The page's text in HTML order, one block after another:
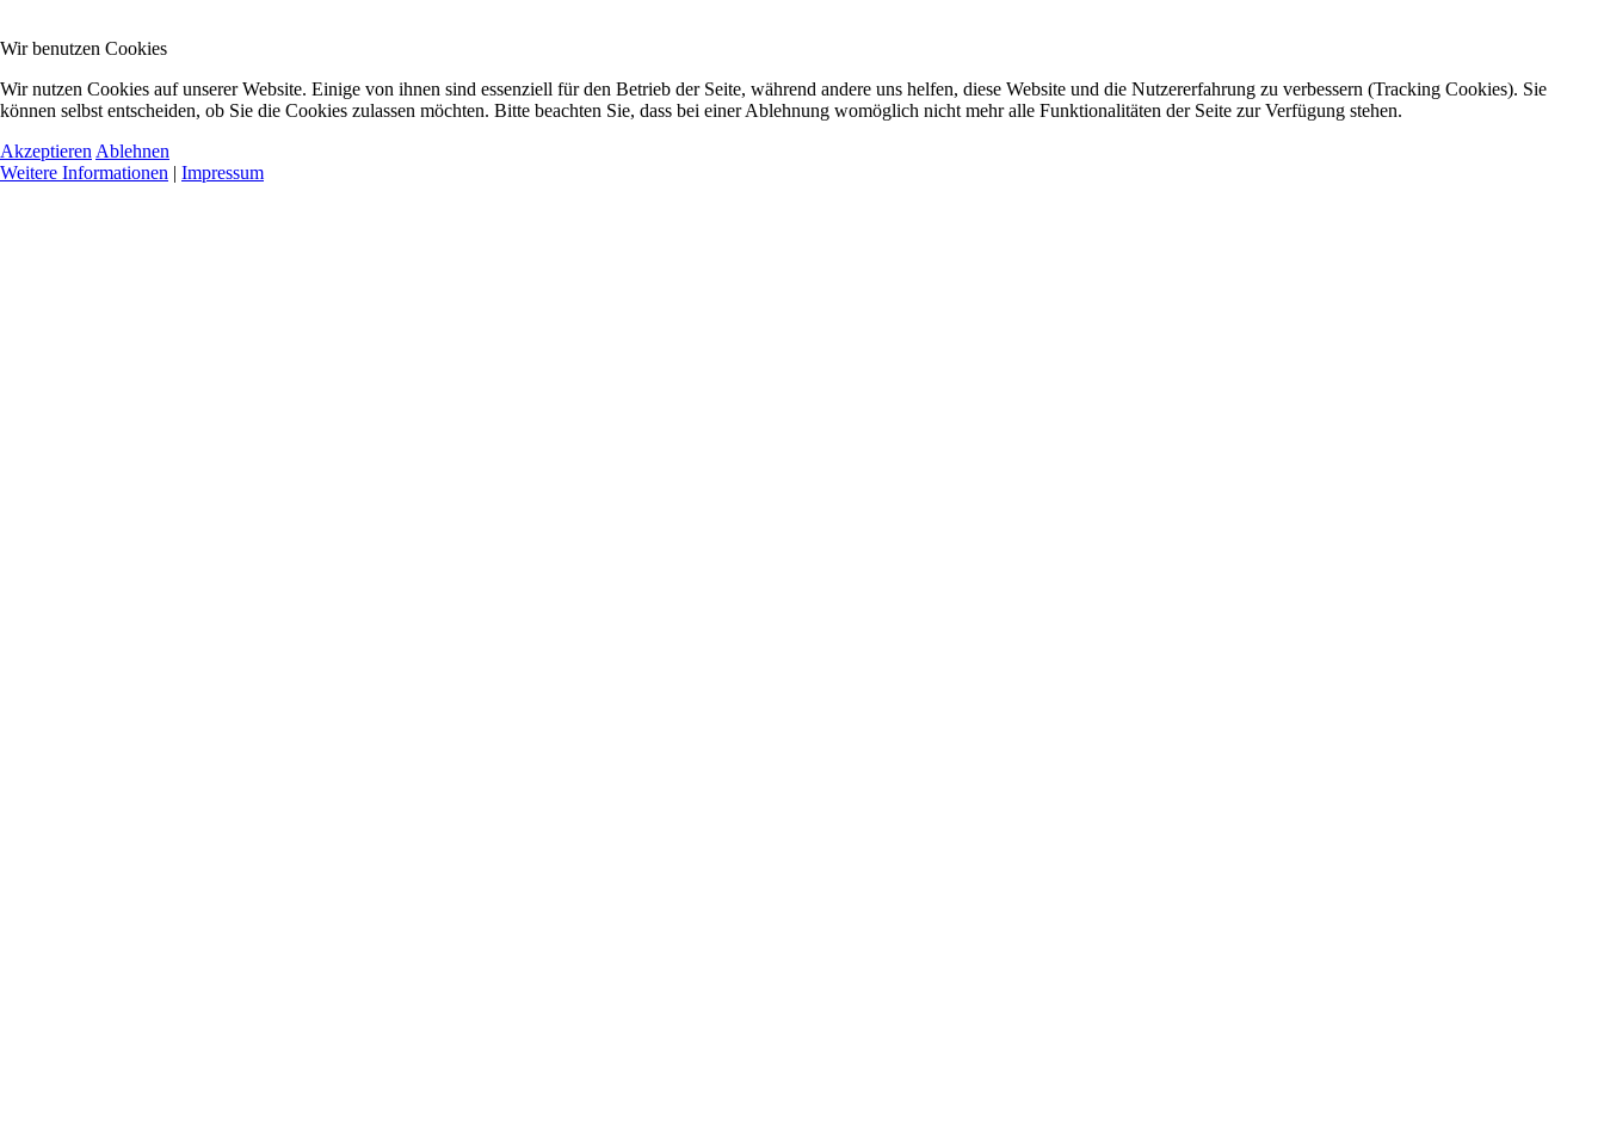
Wir benutzen Cookies
Wir nutzen Cookies auf unserer Website. Einige von ihnen sind essenziell für den Betrieb der Seite, während andere uns helfen, diese Website und die Nutzererfahrung zu verbessern (Tracking Cookies). Sie
können selbst entscheiden, ob Sie die Cookies zulassen möchten. Bitte beachten Sie, dass bei einer Ablehnung womöglich nicht mehr alle Funktionalitäten der Seite zur Verfügung stehen.
Akzeptieren Ablehnen
Weitere Informationen | Impressum